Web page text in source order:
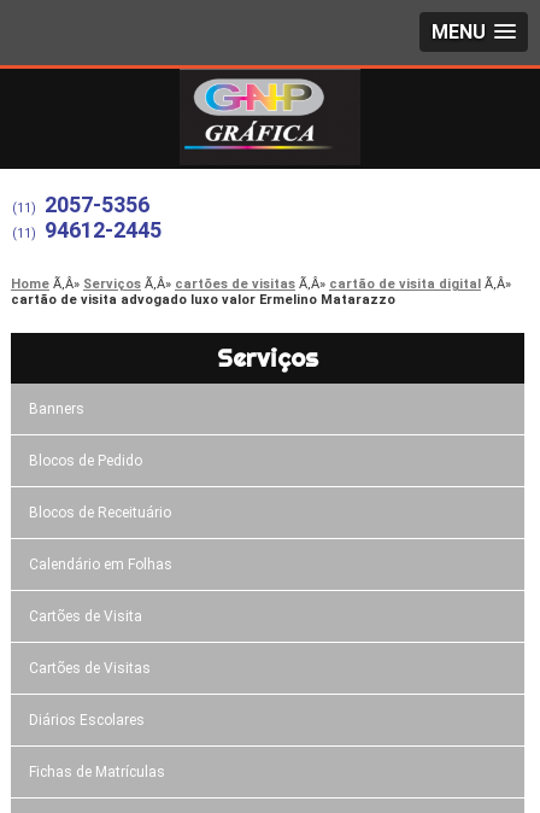
MENU
(11) 2057-5356
(11) 94612-2445
Home Serviços cartões de visitas
cartão de visita digital
cartão de visita advogado luxo valor Ermelino Matarazzo
Serviços
Banners
Blocos de Pedido
Blocos de Receituário
Calendário em Folhas
Cartões de Visita
Cartões de Visitas
Diários Escolares
Fichas de Matrículas